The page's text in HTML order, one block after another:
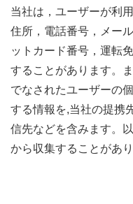
当社は，ユーザーが利
住所，電話番号，メー
ットカード番号，運転
することがあります。
でなされたユーザーの
する情報を,当社の提携
信先などを含みます。
から収集することがあり